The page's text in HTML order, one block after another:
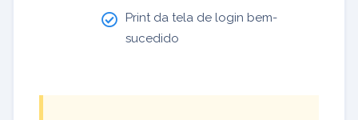
Print da tela de login bem-
sucedido